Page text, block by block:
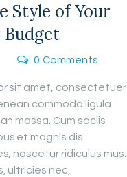
Style of Your
Budget
0 Comments
sit amet, consectetuer
commodo ligula
massa. Cum sociis
et magnis dis
nascetur ridiculus mus.
ultricies nec,